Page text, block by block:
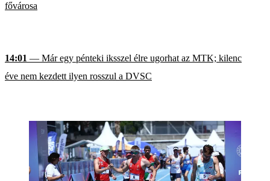
fővárosa
14:01 — Már egy pénteki iksszel élre ugorhat az MTK; kilenc
éve nem kezdett ilyen rosszul a DVSC